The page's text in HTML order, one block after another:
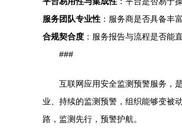
服务团队专业性 ：服务商是否具备丰
合规契合度 ：服务报告与流程是否能
###
互联网应用安全监测预警服务，
业、持续的监测预警，组织能够变被
路，监测先行，预警护航。